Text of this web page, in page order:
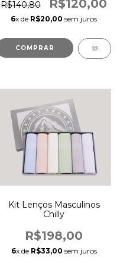
R$140,80 R$120,00
6x de R$20,00 sem juros
COMPRAR
Kit Lenços Masculinos
Chilly
R$198,00
6x de R$33,00 sem juros